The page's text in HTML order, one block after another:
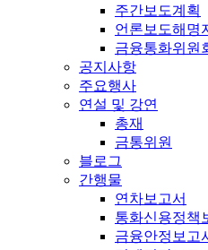
주간보도계획
언론보도해명
금융통화위원
공지사항
주요행사
연설 및 강연
총재
금통위원
블로그
간행물
연차보고서
통화신용정책
금융안정보고